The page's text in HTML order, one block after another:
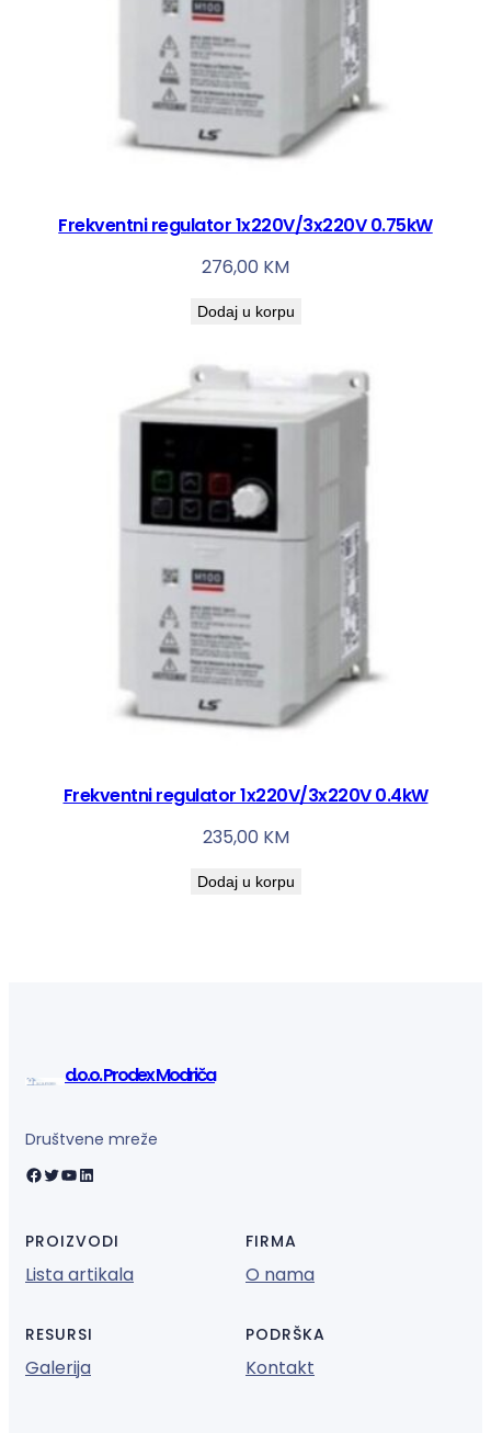
Frekventni regulator 1x220V/3x220V 0.75kW
276,00 KM
Dodaj u korpu
Frekventni regulator 1x220V/3x220V 0.4kW
235,00 KM
Dodaj u korpu
d.o.o. Prodex Modriča
Društvene mreže
Facebook Twitter YouTube LinkedIn
PROIZVODI
Lista artikala
FIRMA
O nama
RESURSI
Galerija
PODRŠKA
Kontakt